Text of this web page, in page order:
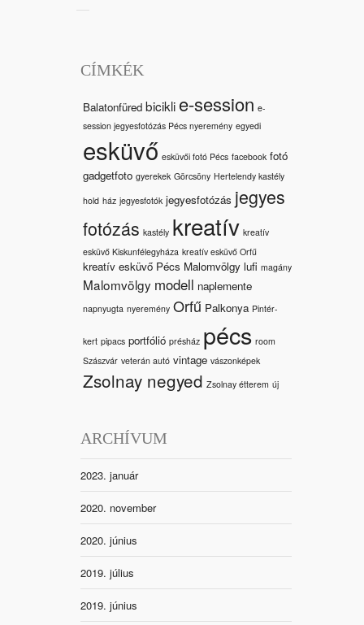
CÍMKÉK
Balatonfüred bicikli e-session e-
session jegyesfotózás Pécs nyeremény egyedi
esküvő esküvői fotó Pécs facebook fotó
gadgetfoto gyerekek Görcsöny Hertelendy kastély
hold ház jegyesfotók jegyesfotózás jegyes
fotózás kastély kreatív kreatív
esküvő Kiskunfélegyháza kreatív esküvő Orfű
kreatív esküvő Pécs Malomvölgy lufi magány
Malomvölgy modell naplemente
napnyugta nyeremény Orfű Palkonya Pintér-
kert pipacs portfólió présház pécs room
Szászvár veterán autó vintage vászonképek
Zsolnay negyed Zsolnay étterem új
ARCHÍVUM
2023. január
2020. november
2020. június
2019. július
2019. június